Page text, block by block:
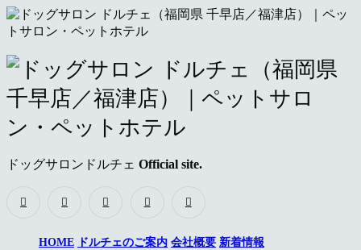
ド
ッ
グ
サ
ン
ドッグサロンドルチェ Official site.
HOME ドルチェのご案内 会社概要 新着情報